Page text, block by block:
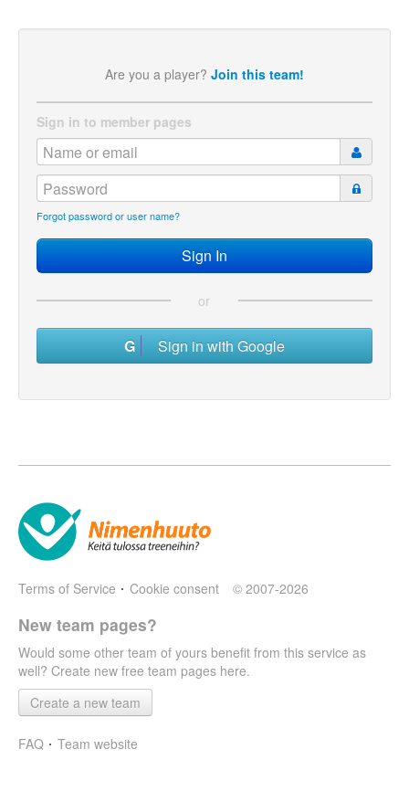
Are you a player? Join this team!
Sign in to member pages
Forgot password or user name?
or
Sign in with Google
Terms of Service Cookie consent © 2007-2026
New team pages?
Would some other team of yours benefit from this service as
well? Create new free team pages here.
Create a new team
FAQ Team website